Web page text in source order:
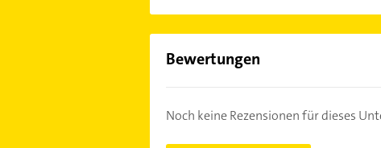
Bewertungen
Noch keine Rezensionen für dieses